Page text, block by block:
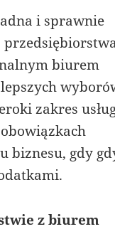
i sprawnie
biurem
zakres
biznesu, gdy
z biurem